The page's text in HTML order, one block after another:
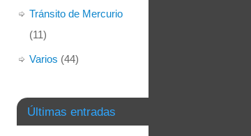
Tránsito de Mercurio
(11)
Varios (44)
Últimas entradas